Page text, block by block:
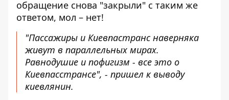
обращение снова "закрыли" с таким же
ответом, мол – нет!
"Пассажиры и Киевпастранс наверняка
живут в параллельных мирах.
Равнодушие и пофигизм - все это о
Киевпасстрансе", - пришел к выводу
киевлянин.